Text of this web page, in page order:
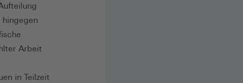
Arbeit
in Teilzeit